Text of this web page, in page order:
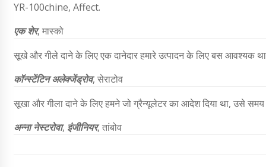
YR-100chine, Affect.
एक शेर, मास्को
सूखे और गीले दाने के लिए एक दानेदार हमारे उत्पादन के लिए बस आवश्यक
कॉन्स्टेंटिन अलेक्जेंड्रोव, सेराटोव
सूखा और गीला दाने के लिए हमने जो ग्रैन्यूलेटर का आदेश दिया था, उसे
अन्ना नेस्टरोवा, इंजीनियर, तांबोव